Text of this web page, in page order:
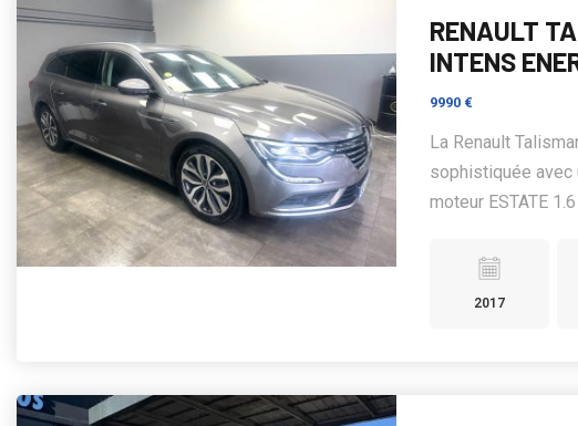
RENAULT
INTENS
9990 €
La Renault
sophistiquée avec
moteur ESTATE
2017